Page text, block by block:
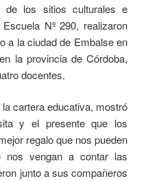
de los sitios culturales e
Nº 290, realizaron
a la ciudad de Embalse en
la provincia de Córdoba,
docentes.
cartera educativa, mostró
y el presente que los
regalo que nos pueden
vengan a contar las
junto a sus compañeros